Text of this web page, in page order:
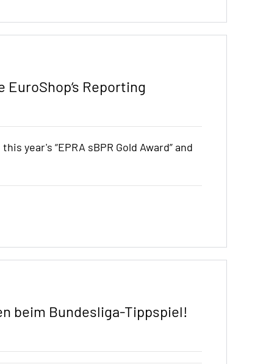
Reporting
year's “EPRA sBPR Gold Award” and
beim Bundesliga-Tippspiel!